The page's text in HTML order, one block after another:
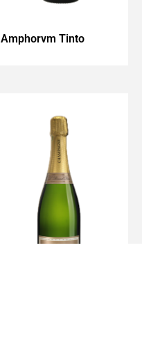
Amphorvm Tinto